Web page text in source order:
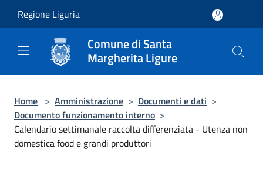
Regione Liguria
Comune di Santa
Margherita Ligure
Home > Amministrazione > Documenti e dati >
Documento funzionamento interno >
Calendario settimanale raccolta differenziata - Utenza non
domestica food e grandi produttori